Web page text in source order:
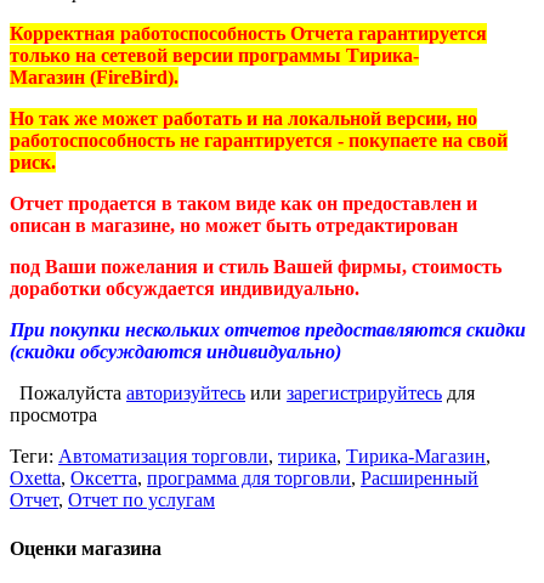
Корректная работоспособность Отчета гарантируется
только на сетевой версии программы Тирика-
Магазин (FireBird).
Но так же может работать и на локальной версии, но
работоспособность не гарантируется - покупаете на свой
риск.
Отчет продается в таком виде как он предоставлен и
описан в магазине, но может быть отредактирован
под Ваши пожелания и стиль Вашей фирмы, стоимость
доработки обсуждается индивидуально.
При покупки нескольких отчетов предоставляются скидки
(скидки обсуждаются индивидуально)
Пожалуйста авторизуйтесь или зарегистрируйтесь для
просмотра
Теги: Автоматизация торговли, тирика, Тирика-Магазин,
Oxetta, Оксетта, программа для торговли, Расширенный
Отчет, Отчет по услугам
Оценки магазина